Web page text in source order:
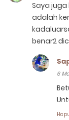
Saya juga
adalah
benar2
6